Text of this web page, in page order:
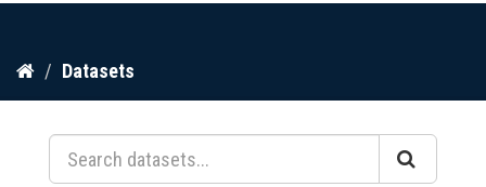
Skip
content
Datasets